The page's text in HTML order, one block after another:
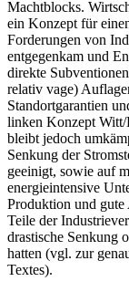
Machtblocks.
ein Konzept für
Forderungen von
entgegenkam und
direkte
relativ vage)
Standortgarantien
linken Konzept Witt/
bleibt jedoch
Senkung der
geeinigt, sowie auf
energieintensive
Produktion und
Teile der
drastische Senkung
hatten (vgl. zur
Textes).